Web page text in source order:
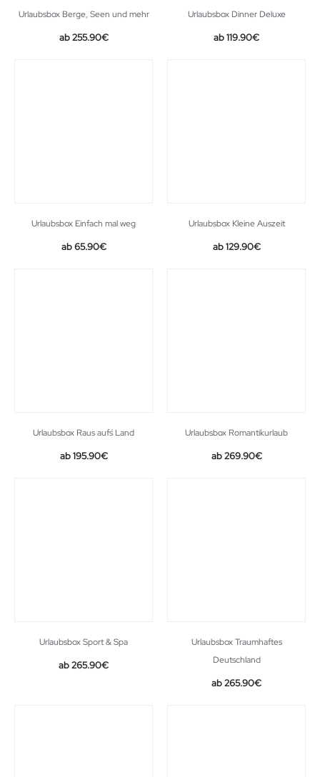
Urlaubsbox Berge, Seen und mehr
255.90€
Urlaubsbox Dinner Deluxe
119.90€
Urlaubsbox Einfach mal weg
65.90€
Urlaubsbox Kleine Auszeit
129.90€
Urlaubsbox Raus auf´s Land
195.90€
Urlaubsbox Romantikurlaub
269.90€
Urlaubsbox Sport & Spa
265.90€
Urlaubsbox Traumhaftes
Deutschland
265.90€